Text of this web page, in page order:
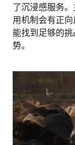
了沉浸感服务
用机制会有正
能找到足够的
势。